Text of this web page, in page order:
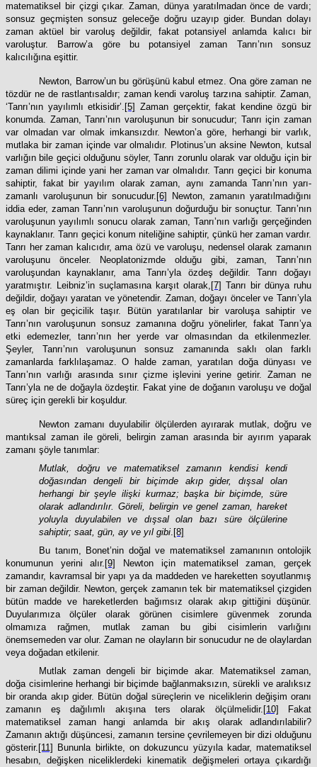
matematiksel bir çizgi çıkar. Zaman, dünya yaratılmadan önce de vardı;
sonsuz geçmişten sonsuz geleceğe doğru uzayıp gider. Bundan dolayı
zaman aktüel bir varoluş değildir, fakat potansiyel anlamda kalıcı bir
varoluştur. Barrow’a göre bu potansiyel zaman Tanrı’nın sonsuz
kalıcılığına eşittir.
Newton, Barrow’un bu görüşünü kabul etmez. Ona göre zaman ne
tözdür ne de rastlantısaldır; zaman kendi varoluş tarzına sahiptir. Zaman,
‘Tanrı’nın yayılımlı etkisidir’. [5] Zaman gerçektir, fakat kendine özgü bir
konumda. Zaman, Tanrı’nın varoluşunun bir sonucudur; Tanrı için zaman
var olmadan var olmak imkansızdır. Newton’a göre, herhangi bir varlık,
mutlaka bir zaman içinde var olmalıdır. Plotinus’un aksine Newton, kutsal
varlığın bile geçici olduğunu söyler, Tanrı zorunlu olarak var olduğu için bir
zaman dilimi içinde yani her zaman var olmalıdır. Tanrı geçici bir konuma
sahiptir, fakat bir yayılım olarak zaman, aynı zamanda Tanrı’nın yarı-
zamanlı varoluşunun bir sonucudur. [6]
Newton, zamanın yaratılmadığını
iddia eder, zaman Tanrı’nın varoluşunun doğurduğu bir sonuçtur. Tanrı’nın
varoluşunun yayılımlı sonucu olarak zaman, Tanrı’nın varlığı gerçeğinden
kaynaklanır. Tanrı geçici konum niteliğine sahiptir, çünkü her zaman vardır.
Tanrı her zaman kalıcıdır, ama özü ve varoluşu, nedensel olarak zamanın
varoluşunu önceler. Neoplatonizmde olduğu gibi, zaman, Tanrı’nın
varoluşundan kaynaklanır, ama Tanrı’yla özdeş değildir. Tanrı doğayı
yaratmıştır. Leibniz’in suçlamasına karşıt olarak, [7] Tanrı bir dünya ruhu
değildir, doğayı yaratan ve yönetendir. Zaman, doğayı önceler ve Tanrı’yla
eş olan bir geçicilik taşır. Bütün yaratılanlar bir varoluşa sahiptir ve
Tanrı’nın varoluşunun sonsuz zamanına doğru yönelirler, fakat Tanrı’ya
etki edemezler, tanrı’nın her yerde var olmasından da etkilenmezler.
Şeyler, Tanrı’nın varoluşunun sonsuz zamanında saklı olan farklı
zamanlarda farklılaşamaz. O halde zaman, yaratılan doğa dünyası ve
Tanrı’nın varlığı arasında sınır çizme işlevini yerine getirir. Zaman ne
Tanrı’yla ne de doğayla özdeştir. Fakat yine de doğanın varoluşu ve doğal
süreç için gerekli bir koşuldur.
Newton zamanı duyulabilir ölçülerden ayırarak mutlak, doğru ve
mantıksal zaman ile göreli, belirgin zaman arasında bir ayırım yaparak
zamanı şöyle tanımlar:
Mutlak, doğru ve matematiksel zamanın kendisi kendi
doğasından dengeli bir biçimde akıp gider, dışsal olan
herhangi bir şeyle ilişki kurmaz; başka bir biçimde, süre
olarak adlandırılır. Göreli, belirgin ve genel zaman, hareket
yoluyla duyulabilen ve dışsal olan bazı süre ölçülerine
sahiptir; saat, gün, ay ve yıl gibi. [8]
Bu tanım, Bonet’nin doğal ve matematiksel zamanının ontolojik
konumunun yerini alır. [9]
Newton için matematiksel zaman, gerçek
zamandır, kavramsal bir yapı ya da maddeden ve hareketten soyutlanmış
bir zaman değildir. Newton, gerçek zamanın tek bir matematiksel çizgiden
bütün madde ve hareketlerden bağımsız olarak akıp gittiğini düşünür.
Duyularımıza ölçüler olarak görünen cisimlere güvenmek zorunda
olmamıza rağmen, mutlak zaman bu gibi cisimlerin varlığını
önemsemeden var olur. Zaman ne olayların bir sonucudur ne de olaylardan
veya doğadan etkilenir.
Mutlak zaman dengeli bir biçimde akar. Matematiksel zaman,
doğa cisimlerine herhangi bir biçimde bağlanmaksızın, sürekli ve aralıksız
bir oranda akıp gider. Bütün doğal süreçlerin ve niceliklerin değişim oranı
zamanın eş dağılımlı akışına ters olarak ölçülmelidir. [10]
Fakat
matematiksel zaman hangi anlamda bir akış olarak adlandırılabilir?
Zamanın aktığı düşüncesi, zamanın tersine çevrilemeyen bir dizi olduğunu
gösterir. [11]
Bununla birlikte, on dokuzuncu yüzyıla kadar, matematiksel
hesabın, değişken niceliklerdeki kinematik değişmeleri ortaya çıkardığı